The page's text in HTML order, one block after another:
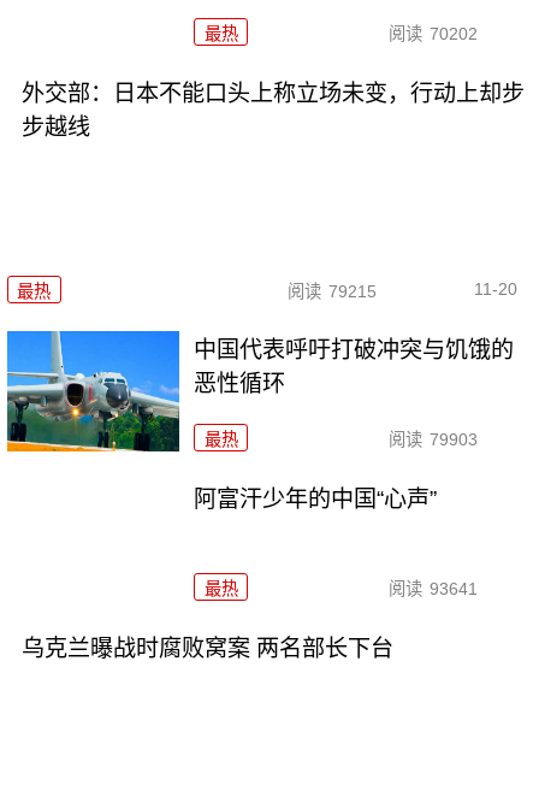
最热 阅读 70202
外交部：日本不能口头上称立场未变，行动上却步
步越线
最热 阅读 79215 11-20
中国代表呼吁打破冲突与饥饿的
恶性循环
最热 阅读 79903
阿富汗少年的中国“心声”
最热 阅读 93641
乌克兰曝战时腐败窝案 两名部长下台